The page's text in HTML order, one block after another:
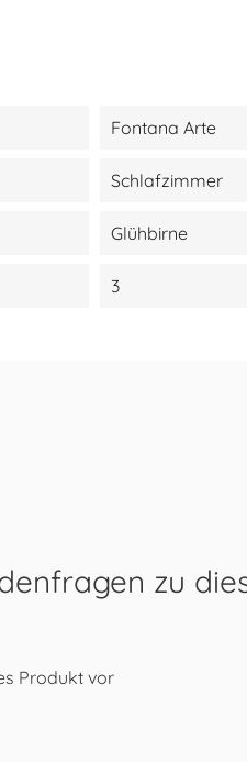
Fontana Arte
Schlafzimmer
Glühbirne
3
zu
Produkt vor